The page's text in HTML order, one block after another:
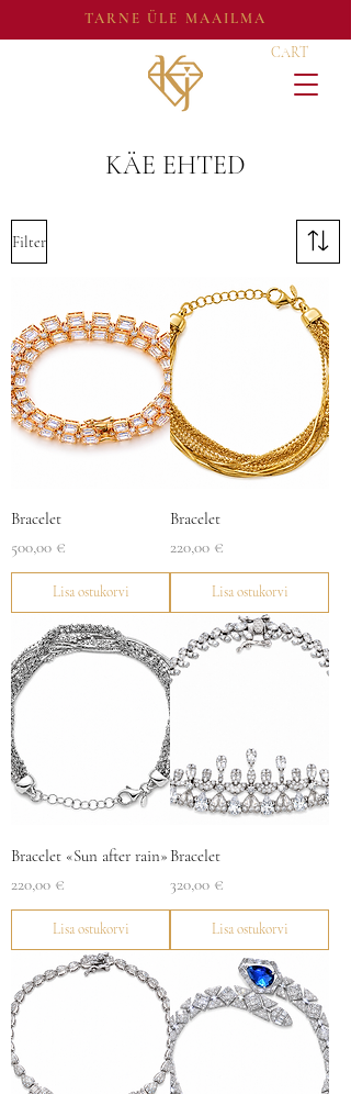
TARNE ÜLE MAAILMA
CART
KÄE EHTED
Filter
Bracelet
Price
500,00 €
Lisa ostukorvi
Bracelet
Price
220,00 €
Lisa ostukorvi
Bracelet «Sun after rain»
Price
220,00 €
Lisa ostukorvi
Bracelet
Price
320,00 €
Lisa ostukorvi